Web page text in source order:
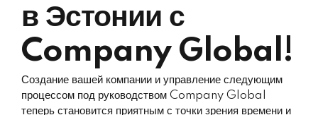
в Эстонии с
Company Global!
Создание вашей компании и управление следующим
процессом под руководством Company Global
теперь становится приятным с точки зрения времени и